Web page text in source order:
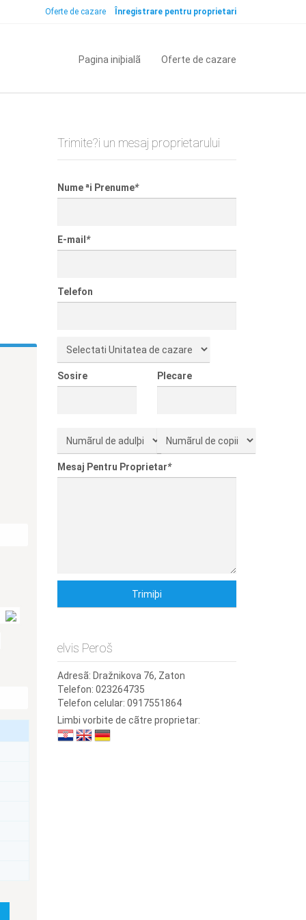
Oferte de cazare Înregistrare pentru proprietari
Pagina iniþialã Oferte de cazare
Trimite?i un mesaj proprietarului
Nume ªi Prenume*
E-mail *
Telefon
Sosire Plecare
Mesaj Pentru Proprietar*
elvis Peroš
Adresã: Dražnikova 76, Zaton
Telefon: 023264735
Telefon celular: 0917551864
Limbi vorbite de cãtre proprietar: